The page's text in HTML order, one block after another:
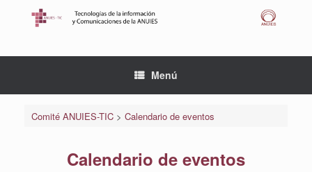
Menú
Comité ANUIES-TIC> Calendario de eventos
Calendario de eventos